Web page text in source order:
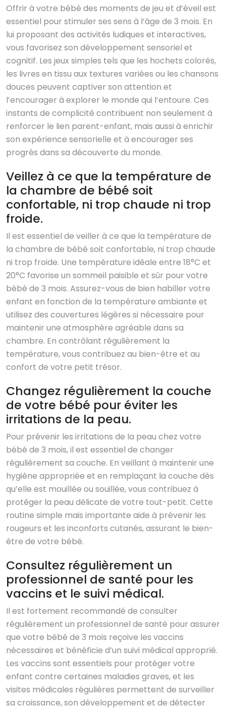
Offrir à votre bébé des moments de jeu et d’éveil est
essentiel pour stimuler ses sens à l’âge de 3 mois. En
lui proposant des activités ludiques et interactives,
vous favorisez son développement sensoriel et
cognitif. Les jeux simples tels que les hochets colorés,
les livres en tissu aux textures variées ou les chansons
douces peuvent captiver son attention et
l’encourager à explorer le monde qui l’entoure. Ces
instants de complicité contribuent non seulement à
renforcer le lien parent-enfant, mais aussi à enrichir
son expérience sensorielle et à encourager ses
progrès dans sa découverte du monde.
Veillez à ce que la température de
la chambre de bébé soit
confortable, ni trop chaude ni trop
froide.
Il est essentiel de veiller à ce que la température de
la chambre de bébé soit confortable, ni trop chaude
ni trop froide. Une température idéale entre 18°C et
20°C favorise un sommeil paisible et sûr pour votre
bébé de 3 mois. Assurez-vous de bien habiller votre
enfant en fonction de la température ambiante et
utilisez des couvertures légères si nécessaire pour
maintenir une atmosphère agréable dans sa
chambre. En contrôlant régulièrement la
température, vous contribuez au bien-être et au
confort de votre petit trésor.
Changez régulièrement la couche
de votre bébé pour éviter les
irritations de la peau.
Pour prévenir les irritations de la peau chez votre
bébé de 3 mois, il est essentiel de changer
régulièrement sa couche. En veillant à maintenir une
hygiène appropriée et en remplaçant la couche dès
qu’elle est mouillée ou souillée, vous contribuez à
protéger la peau délicate de votre tout-petit. Cette
routine simple mais importante aide à prévenir les
rougeurs et les inconforts cutanés, assurant le bien-
être de votre bébé.
Consultez régulièrement un
professionnel de santé pour les
vaccins et le suivi médical.
Il est fortement recommandé de consulter
régulièrement un professionnel de santé pour assurer
que votre bébé de 3 mois reçoive les vaccins
nécessaires et bénéficie d’un suivi médical approprié.
Les vaccins sont essentiels pour protéger votre
enfant contre certaines maladies graves, et les
visites médicales régulières permettent de surveiller
sa croissance, son développement et de détecter